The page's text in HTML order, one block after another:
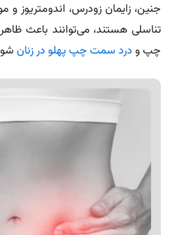
جنین، زایمان زودرس، اندومتریوز و
تناسلی هستند، می‌توانند باعث
چپ و درد سمت چپ پهلو در زنان